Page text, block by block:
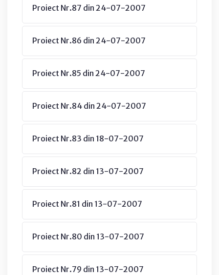
Proiect Nr.87 din 24-07-2007
Proiect Nr.86 din 24-07-2007
Proiect Nr.85 din 24-07-2007
Proiect Nr.84 din 24-07-2007
Proiect Nr.83 din 18-07-2007
Proiect Nr.82 din 13-07-2007
Proiect Nr.81 din 13-07-2007
Proiect Nr.80 din 13-07-2007
Proiect Nr.79 din 13-07-2007